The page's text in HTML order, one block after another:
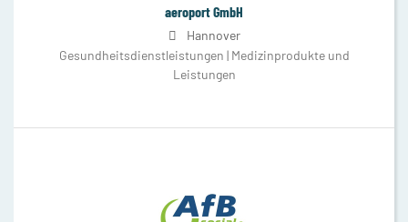
aeroport GmbH
Hannover
Gesundheitsdienstleistungen | Medizinprodukte und
Leistungen